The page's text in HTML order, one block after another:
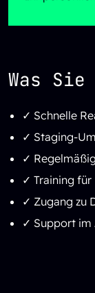
Was
✓ Schnelle
✓ Staging-
✓
✓ Training für
✓ Zugang zu
✓ Support im